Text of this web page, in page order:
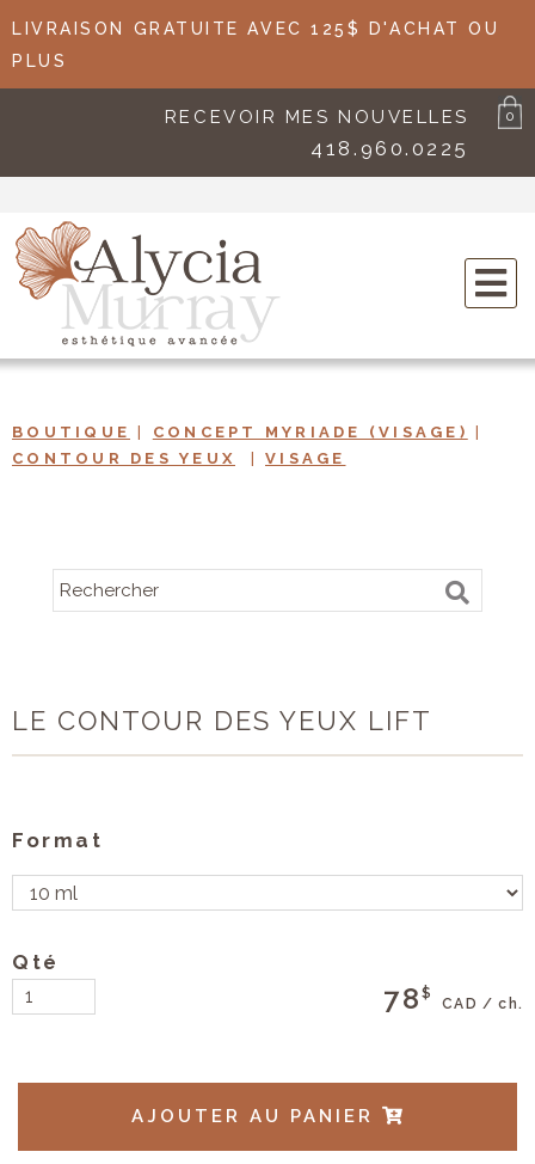
LIVRAISON GRATUITE AVEC 125$ D'ACHAT OU
PLUS
0
RECEVOIR MES NOUVELLES
418.960.0225
BOUTIQUE CONCEPT MYRIADE (VISAGE)
CONTOUR DES YEUX
VISAGE
LE CONTOUR DES YEUX LIFT
Format
Qté
78$
CAD / ch.
AJOUTER AU PANIER